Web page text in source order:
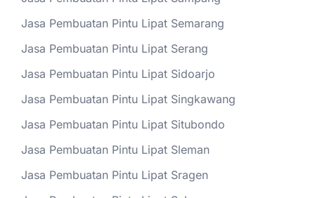
Jasa Pembuatan Pintu Lipat Semarang
Jasa Pembuatan Pintu Lipat Serang
Jasa Pembuatan Pintu Lipat Sidoarjo
Jasa Pembuatan Pintu Lipat Singkawang
Jasa Pembuatan Pintu Lipat Situbondo
Jasa Pembuatan Pintu Lipat Sleman
Jasa Pembuatan Pintu Lipat Sragen